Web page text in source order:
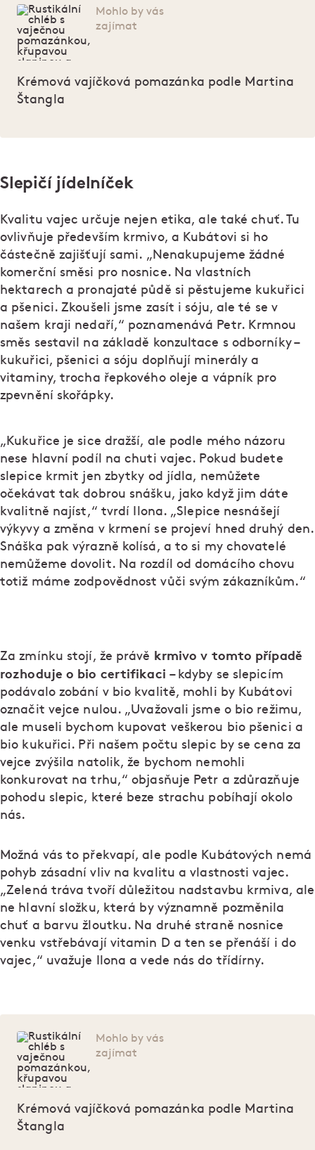
Mohlo by vás
zajímat
Krémová vajíčková pomazánka podle Martina
Štangla
Slepičí jídelníček
Kvalitu vajec určuje nejen etika, ale také chuť. Tu
ovlivňuje především krmivo, a Kubátovi si ho
částečně zajišťují sami. „Nenakupujeme žádné
komerční směsi pro nosnice. Na vlastních
hektarech a pronajaté půdě si pěstujeme kukuřici
a pšenici. Zkoušeli jsme zasít i sóju, ale té se v
našem kraji nedaří,“ poznamenává Petr. Krmnou
směs sestavil na základě konzultace s odborníky –
kukuřici, pšenici a sóju doplňují minerály a
vitaminy, trocha řepkového oleje a vápník pro
zpevnění skořápky.
„Kukuřice je sice dražší, ale podle mého názoru
nese hlavní podíl na chuti vajec. Pokud budete
slepice krmit jen zbytky od jídla, nemůžete
očekávat tak dobrou snášku, jako když jim dáte
kvalitně najíst,“ tvrdí Ilona. „Slepice nesnášejí
výkyvy a změna v krmení se projeví hned druhý den.
Snáška pak výrazně kolísá, a to si my chovatelé
nemůžeme dovolit. Na rozdíl od domácího chovu
totiž máme zodpovědnost vůči svým zákazníkům.“
Za zmínku stojí, že právě krmivo v tomto případě
rozhoduje o bio certifikaci – kdyby se slepicím
podávalo zobání v bio kvalitě, mohli by Kubátovi
označit vejce nulou. „Uvažovali jsme o bio režimu,
ale museli bychom kupovat veškerou bio pšenici a
bio kukuřici. Při našem počtu slepic by se cena za
vejce zvýšila natolik, že bychom nemohli
konkurovat na trhu,“ objasňuje Petr a zdůrazňuje
pohodu slepic, které beze strachu pobíhají okolo
nás.
Možná vás to překvapí, ale podle Kubátových nemá
pohyb zásadní vliv na kvalitu a vlastnosti vajec.
„Zelená tráva tvoří důležitou nadstavbu krmiva, ale
ne hlavní složku, která by významně pozměnila
chuť a barvu žloutku. Na druhé straně nosnice
venku vstřebávají vitamin D a ten se přenáší i do
vajec,“ uvažuje Ilona a vede nás do třídírny.
Mohlo by vás
zajímat
Krémová vajíčková pomazánka podle Martina
Štangla